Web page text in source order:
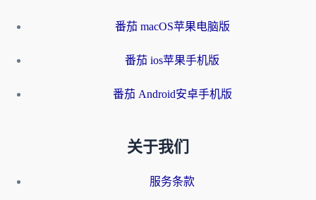
番茄 macOS苹果电脑版
番茄 ios苹果手机版
番茄 Android安卓手机版
关于我们
服务条款